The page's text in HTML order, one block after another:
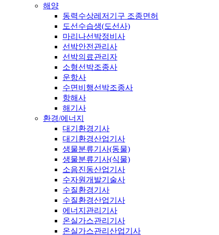
해양
동력수상레저기구 조종면허
도선수습생(도선사)
마리나선박정비사
선박안전관리사
선박의료관리자
소형선박조종사
운항사
수면비행선박조종사
항해사
해기사
환경/에너지
대기환경기사
대기환경산업기사
생물분류기사(동물)
생물분류기사(식물)
소음진동산업기사
수자원개발기술사
수질환경기사
수질환경산업기사
에너지관리기사
온실가스관리기사
온실가스관리산업기사